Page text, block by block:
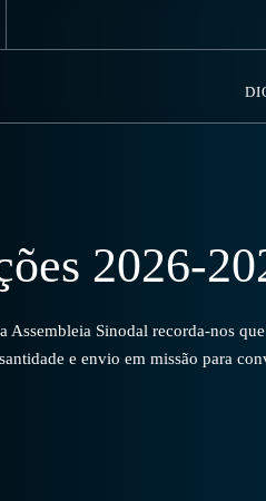
2026-
Assembleia Sinodal recorda-nos
e envio em missão para